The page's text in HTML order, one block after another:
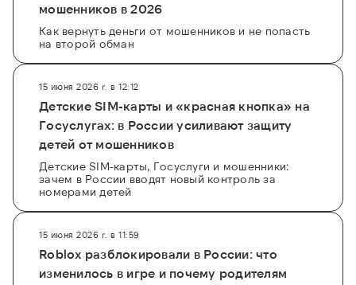
мошенников в 2026
Как вернуть деньги от мошенников и не попасть
на второй обман
15 июня 2026 г. в 12:12
Детские SIM-карты и «красная кнопка» на
Госуслугах: в России усиливают защиту
детей от мошенников
Детские SIM-карты, Госуслуги и мошенники:
зачем в России вводят новый контроль за
номерами детей
15 июня 2026 г. в 11:59
Roblox разблокировали в России: что
изменилось в игре и почему родителям